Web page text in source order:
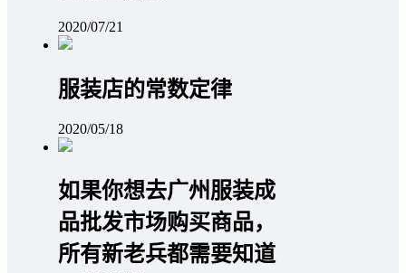
2020/07/21
服装店的常数定律
2020/05/18
如果你想去广州服装成
品批发市场购买商品，
所有新老兵都需要知道